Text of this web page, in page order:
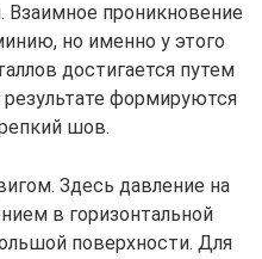
Взаимное проникновение
но именно у этого
достигается путем
формируются
шов.
Здесь давление на
в горизонтальной
поверхности. Для